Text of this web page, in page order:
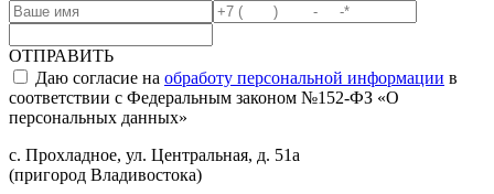
ОТПРАВИТЬ
Даю согласие на обработу персональной информации в
соответствии с Федеральным законом №152-ФЗ «О
персональных данных»
с. Прохладное, ул. Центральная, д. 51а
(пригород Владивостока)